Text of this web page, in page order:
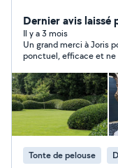
dans l'entretien et
verts : Tonte de pelouse Taille de haies & arbustes
Débroussaillage Désherbage Nettoyage extérieur
Plantation &
synthétique Création de massifs & bordures Travail
sérieux, soigné et
avec attention afin
harmonieux et durable. Devis gratuit
Conseils personnalisés Particuliers &
Contactez-moi
projet et obtenir un
Dernier avis laissé
Il y a 3 mois
Un grand merci à Joris
ponctuel, efficace et ne
à refaire appel à lui.
yeux fermés
Tonte de pelouse